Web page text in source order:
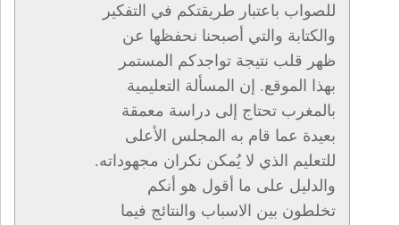
للصواب باعتبار طريقتكم في التفكير
والكتابة والتي أصبحنا نحفظها عن
ظهر قلب نتيجة تواجدكم المستمر
بهذا الموقع. إن المسألة التعليمية
بالمغرب تحتاج إلى دراسة معمقة
بعيدة عما قام به المجلس الأعلى
للتعليم الذي لا يُمكن نكران مجهوداته.
والدليل على ما أقول هو أنكم
تخلطون بين الاسباب والنتائج فيما